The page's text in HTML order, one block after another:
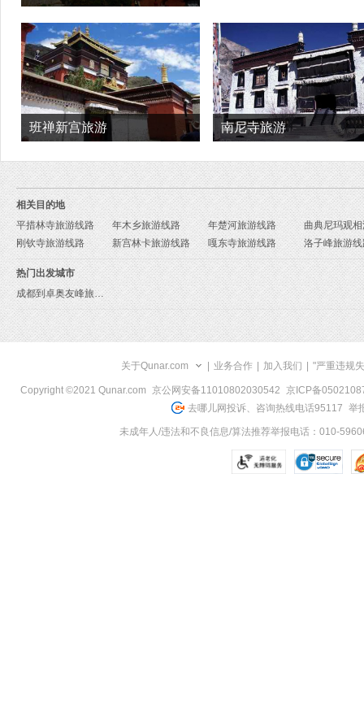
班禅新宫旅游 南尼寺旅游
相关目的地
平措林寺旅游线路
年木乡旅游线路
年楚河旅游线路
刚钦寺旅游线路
新宫林卡旅游线路 嘎东寺旅游线路 洛子峰旅游
热门出发城市
成都到卓奥友峰旅游报价
关于Qunar.com 业务合作 加入我们 "严重违规
Copyright ©2021 Qunar.com 京公网安备11010802030542
京ICP备
去哪儿网投诉、咨询热线电话95117 举
未成年人/违法和不良信息/算法推荐举报电话：010-